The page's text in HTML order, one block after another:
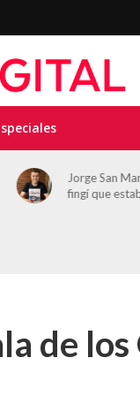
Jorge San
fingí que
de